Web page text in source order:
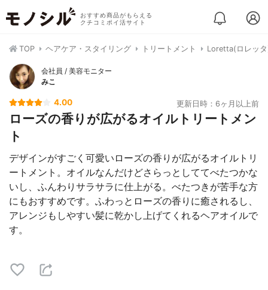
おすすめ商品がもらえる
クチコミポイ活サイト
TOP ヘアケア・スタイリング トリートメント Loretta(ロレッ
会社員 / 美容モニター
みこ
4.00 更新日時：6ヶ月以上前
ローズの香りが広がるオイルトリートメン
ト
デザインがすごく可愛いローズの香りが広がるオイルトリ
ートメント。オイルなんだけどさらっとしててべたつかな
いし、ふんわりサラサラに仕上がる。べたつきが苦手な方
にもおすすめです。ふわっとローズの香りに癒されるし、
アレンジもしやすい髪に乾かし上げてくれるヘアオイルで
す。